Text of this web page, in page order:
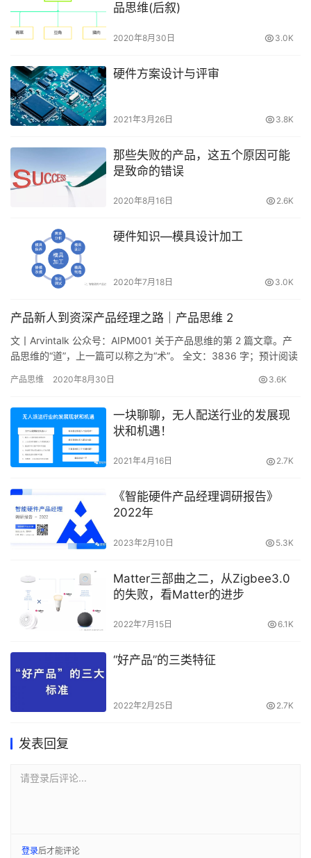
品思维(后叙)
2020年8月30日 3.0K
硬件方案设计与评审
2021年3月26日 3.8K
那些失败的产品，这五个原因可能
是致命的错误
2020年8月16日 2.6K
硬件知识—模具设计加工
2020年7月18日 3.0K
产品新人到资深产品经理之路｜产品思维 2
文丨Arvintalk 公众号：AIPM001 关于产品思维的第 2 篇文章。产
品思维的“道”，上一篇可以称之为“术”。 全文：3836 字；预计阅读
产品思维 2020年8月30日 3.6K
一块聊聊，无人配送行业的发展现
状和机遇！
2021年4月16日 2.7K
《智能硬件产品经理调研报告》
2022年
2023年2月10日 5.3K
Matter三部曲之二，从Zigbee3.0
的失败，看Matter的进步
2022年7月15日 6.1K
“好产品”的三类特征
2022年2月25日 2.7K
发表回复
请登录后评论...
登录后才能评论